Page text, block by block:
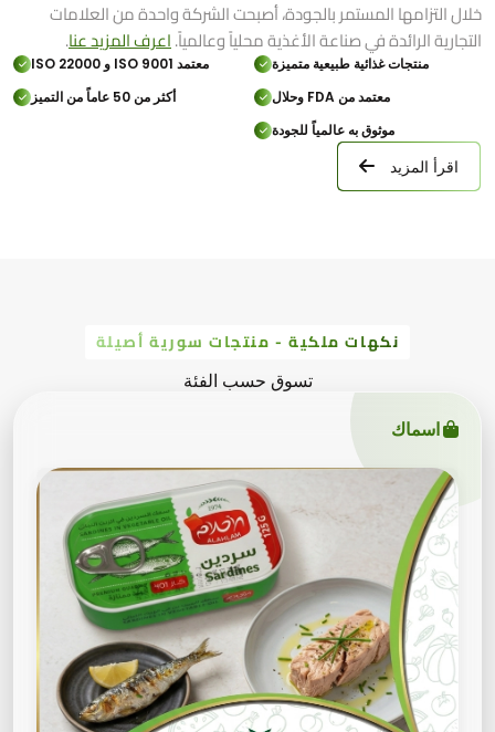
خلال التزامها المستمر بالجودة، أصبحت الشركة واحدة من العلامات
التجارية الرائدة في صناعة الأغذية محلياً وعالمياً.اعرف المزيد عنا.
منتجات غذائية طبيعية متميزة
معتمد ISO 9001 و ISO 22000
معتمد من FDA وحلال
أكثر من 50 عاماً من التميز
موثوق به عالمياً للجودة
اقرأ المزيد
نكهات ملكية - منتجات سورية أصيلة
تسوق حسب الفئة
اسماك